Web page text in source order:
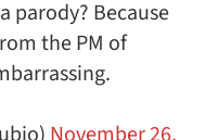
parody? Because
the PM of